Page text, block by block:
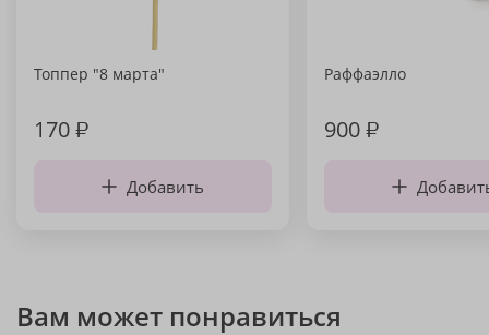
Топпер "8 марта"
170₽
Добавить
Раффаэлло
900₽
Вам может понравиться